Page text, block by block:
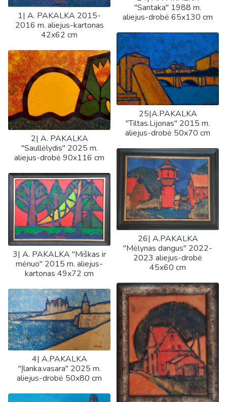
1| A. PAKALKA 2015-
2016 m. aliejus-kartonas
42x62 cm
2| A. PAKALKA
"Saullėlydis" 2025 m.
aliejus-drobė 90x116 cm
3| A. PAKALKA "Miškas ir
mėnuo" 2015 m. aliejus-
kartonas 49x72 cm
4| A.PAKALKA
"Įlanka.vasara" 2025 m.
aliejus-drobė 50x80 cm
"Santaka" 1988 m.
aliejus-drobė 65x130 cm
25|A.PAKALKA
"Tiltas.Lijonas" 2015 m.
aliejus-drobė 50x70 cm
26| A.PAKALKA
"Mėlynas dangus" 2022-
2023 aliejus-drobė
45x60 cm